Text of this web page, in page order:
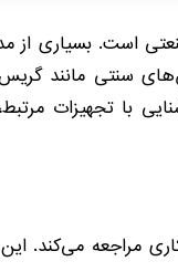
است. بسیاری از
سنتی مانند
با تجهیزات
مراجعه می‌کند.